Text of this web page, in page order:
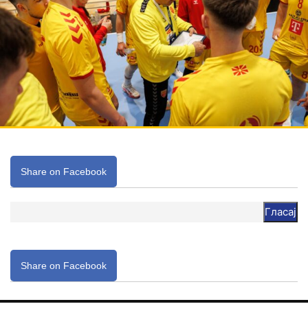
Share on Facebook
Гласај
Share on Facebook